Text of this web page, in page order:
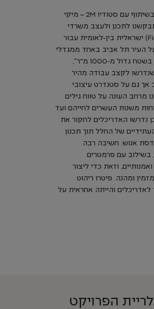
פרויקט מיוחד במינו בשיתוף עם סטודיו 2M – מיקי
לתכנן ולעצב משרדי
חברת פינטק (Fintech) ישראלית בין-לאומית עבור
העיר תל אביב באחד ממגדלי
היוקרה בקומה ה-28 בשטח גדול מ-1000 מ"ר״,
לקצב עבודה מהיר
גם על סטנדרט עיצובי
מרחב העונה על טווח גילים
משנות העשרים לחייהם ועד
נדרשו האדריכלים לחקור את
של החלל תוך תכנון
אנוש. חשיבה רבה
בשילוב עם פרמטרים
וזאת כדי ליצור
ומהנה. פיטרו ריהוט
והייתה אחראית על
הפרויקט